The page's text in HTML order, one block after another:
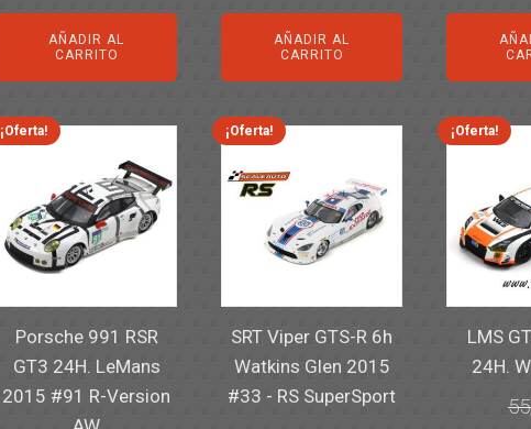
original
era:
14,30€.
actual
11,25€.
AÑADIR AL
CARRITO
original
era:
6,00€.
actual
es:
4,50€.
AÑADIR AL
CARRITO
¡Oferta!
Porsche 991 RSR
GT3 24H. LeMans
2015 #91 R-Version
¡Oferta!
SRT Viper GTS-R 6h
Watkins Glen 2015
#33 - RS SuperSport
¡Oferta!
LMS
24H.